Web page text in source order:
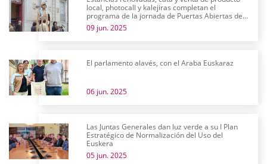
local, photocall y kalejiras completan el
programa de la jornada de Puertas Abiertas de
las Juntas Generales
09 jun. 2025
El parlamento alavés, con el Araba Euskaraz
06 jun. 2025
Las Juntas Generales dan luz verde a su I Plan
Estratégico de Normalización del Uso del
Euskera
05 jun. 2025